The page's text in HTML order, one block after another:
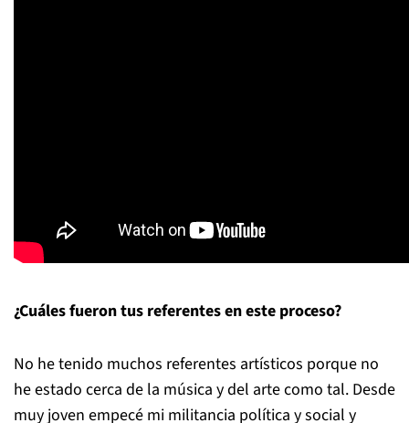
¿Cuáles fueron tus referentes en este proceso?
No he tenido muchos referentes artísticos porque no
he estado cerca de la música y del arte como tal. Desde
muy joven empecé mi militancia política y social y